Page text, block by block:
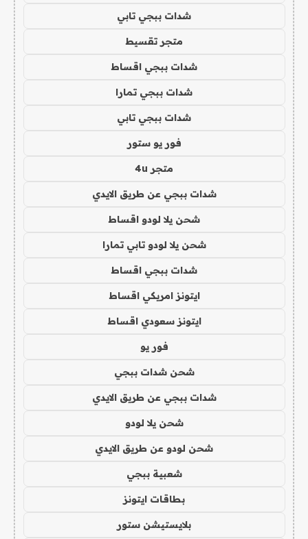
شدات ببجي تابي
متجر تقسيط
شدات ببجي اقساط
شدات ببجي تمارا
شدات ببجي تابي
فور يو ستور
متجر 4u
شدات ببجي عن طريق الايدي
شحن يلا لودو اقساط
شحن يلا لودو تابي تمارا
شدات ببجي اقساط
ايتونز امريكي اقساط
ايتونز سعودي اقساط
فور يو
شحن شدات ببجي
شدات ببجي عن طريق الايدي
شحن يلا لودو
شحن لودو عن طريق الايدي
شعبية ببجي
بطاقات ايتونز
بلايستيشن ستور